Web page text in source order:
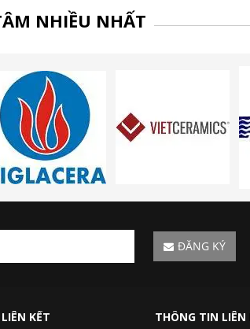
NHIỀU NHẤT
ĐĂNG KÝ
LIÊN KẾT
THÔNG TIN LIÊN